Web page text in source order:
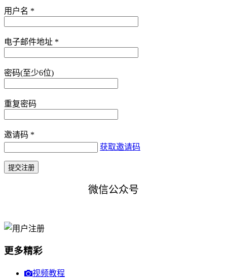
用户名 *
电子邮件地址 *
密码(至少6位)
重复密码
邀请码 *
获取邀请码
微信公众号
更多精彩
视频教程